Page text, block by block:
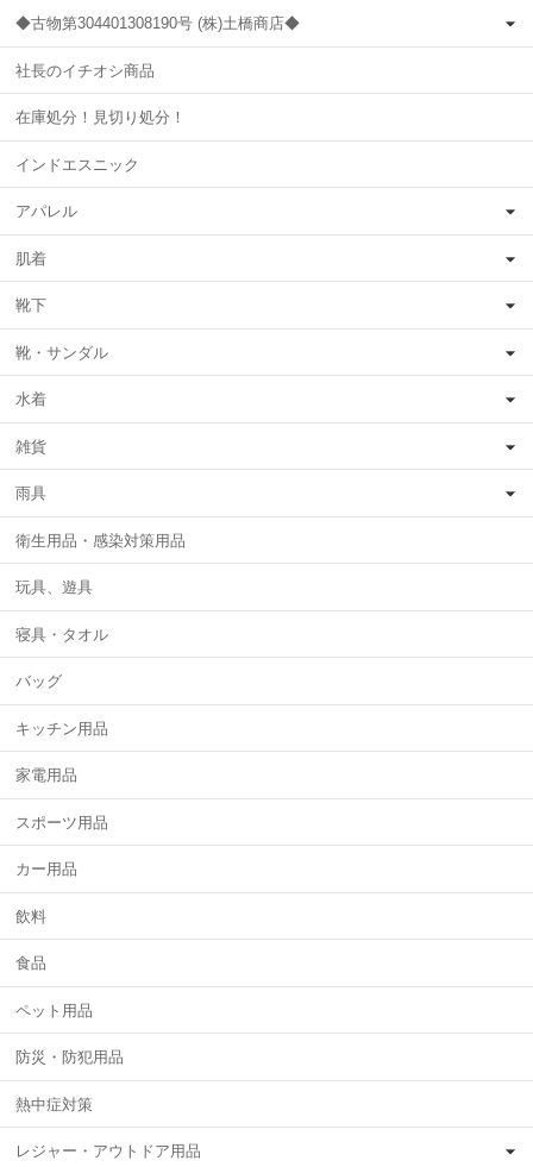
◆古物第304401308190号 (株)土橋商店◆
社長のイチオシ商品
在庫処分！見切り処分！
インドエスニック
アパレル
肌着
靴下
靴・サンダル
水着
雑貨
雨具
衛生用品・感染対策用品
玩具、遊具
寝具・タオル
バッグ
キッチン用品
家電用品
スポーツ用品
カー用品
飲料
食品
ペット用品
防災・防犯用品
熱中症対策
レジャー・アウトドア用品